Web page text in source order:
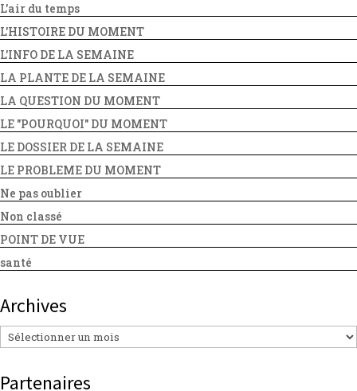
L'air du temps
L'HISTOIRE DU MOMENT
L'INFO DE LA SEMAINE
LA PLANTE DE LA SEMAINE
LA QUESTION DU MOMENT
LE "POURQUOI" DU MOMENT
LE DOSSIER DE LA SEMAINE
LE PROBLEME DU MOMENT
Ne pas oublier
Non classé
POINT DE VUE
santé
Archives
Archives
Partenaires